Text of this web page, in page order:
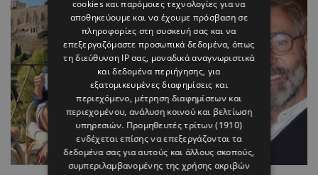
cookies και παρόμοιες τεχνολογίες για να
αποθηκεύουμε και να έχουμε πρόσβαση σε
πληροφορίες στη συσκευή σας και να
επεξεργαζόμαστε προσωπικά δεδομένα, όπως
τη διεύθυνση IP σας, μοναδικά αναγνωριστικά
και δεδομένα περιήγησης, για
εξατομικευμένες διαφημίσεις και
περιεχόμενο, μέτρηση διαφημίσεων και
περιεχομένου, ανάλυση κοινού και βελτίωση
υπηρεσιών. Προμηθευτές τρίτων (1910)
ενδέχεται επίσης να επεξεργάζονται τα
δεδομένα σας για αυτούς και άλλους σκοπούς,
συμπεριλαμβανομένης της χρήσης ακριβών